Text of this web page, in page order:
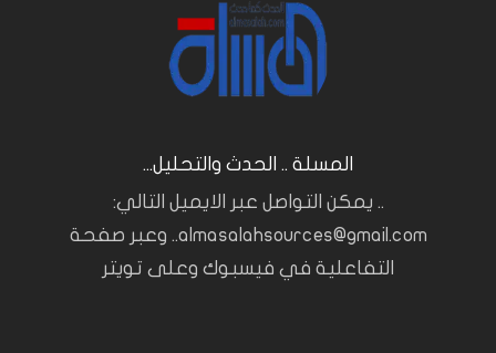
المسلة .. الحدث والتحليل...
.. يمكن التواصل عبر الايميل التالي:
almasalahsources@gmail.com.. وعبر صفحة
التفاعلية في فيسبوك وعلى تويتر